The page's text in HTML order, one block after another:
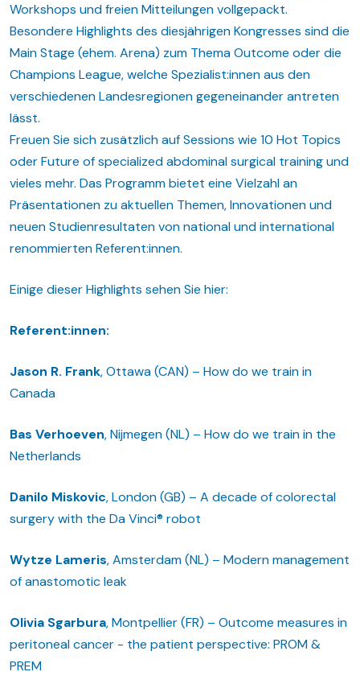
Workshops und freien Mitteilungen vollgepackt.
Besondere Highlights des diesjährigen Kongresses sind die
Main Stage (ehem. Arena) zum Thema Outcome oder die
Champions League, welche Spezialist:innen aus den
verschiedenen Landesregionen gegeneinander antreten
lässt.
Freuen Sie sich zusätzlich auf Sessions wie 10 Hot Topics
oder Future of specialized abdominal surgical training und
vieles mehr. Das Programm bietet eine Vielzahl an
Präsentationen zu aktuellen Themen, Innovationen und
neuen Studienresultaten von national und international
renommierten Referent:innen.
Einige dieser Highlights sehen Sie hier:
Referent:innen:
Jason R. Frank, Ottawa (CAN) – How do we train in
Canada
Bas Verhoeven, Nijmegen (NL) – How do we train in the
Netherlands
Danilo Miskovic, London (GB) – A decade of colorectal
surgery with the Da Vinci® robot
Wytze Lameris, Amsterdam (NL) – Modern management
of anastomotic leak
Olivia Sgarbura, Montpellier (FR) – Outcome measures in
peritoneal cancer - the patient perspective: PROM &
PREM